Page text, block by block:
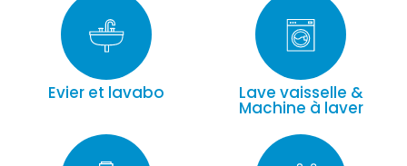
Evier et lavabo Lave vaisselle &
Machine à laver